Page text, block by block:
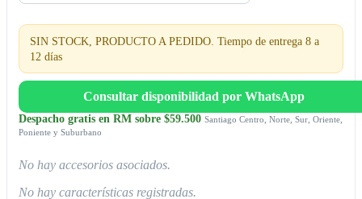
SIN STOCK, PRODUCTO A PEDIDO. Tiempo de entrega 8 a
12 días
Consultar disponibilidad por WhatsApp
Despacho gratis en RM sobre $59.500 Santiago Centro, Norte, Sur, Oriente,
Poniente y Suburbano
No hay accesorios asociados.
No hay características registradas.